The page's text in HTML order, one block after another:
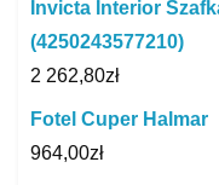
Invicta Interior
(4250243577210)
2 262,80zł
Fotel Cuper Halmar
964,00zł